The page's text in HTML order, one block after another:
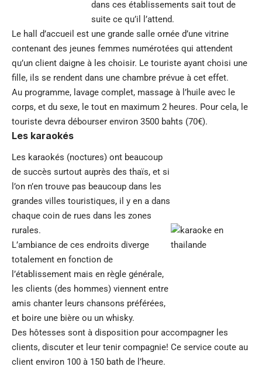
dans ces établissements sait tout de
suite ce qu’il l’attend.
Le hall d’accueil est une grande salle ornée d’une vitrine
contenant des jeunes femmes numérotées qui attendent
qu’un client daigne à les choisir. Le touriste ayant choisi une
fille, ils se rendent dans une chambre prévue à cet effet.
Au programme, lavage complet, massage à l’huile avec le
corps, et du sexe, le tout en maximum 2 heures. Pour cela, le
touriste devra débourser environ 3500 bahts (70€).
Les karaokés
Les karaokés (noctures) ont beaucoup
de succès surtout auprès des thaïs, et si
l’on n’en trouve pas beaucoup dans les
grandes villes touristiques, il y en a dans
chaque coin de rues dans les zones
rurales.
L’ambiance de ces endroits diverge
totalement en fonction de
l’établissement mais en règle générale,
les clients (des hommes) viennent entre
amis chanter leurs chansons préférées,
et boire une bière ou un whisky.
Des hôtesses sont à disposition pour accompagner les
clients, discuter et leur tenir compagnie! Ce service coute au
client environ 100 à 150 bath de l’heure.